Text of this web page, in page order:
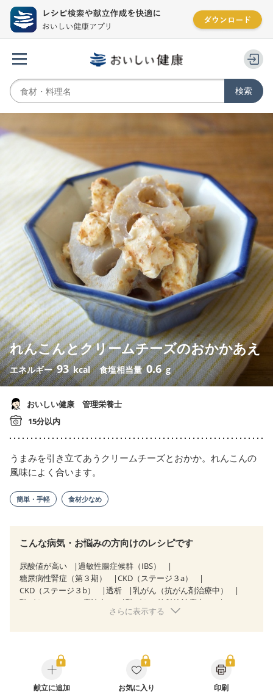
れんこんとクリームチーズのおかかあえ
エネルギー93 kcal 食塩相当量0.6 g
おいしい健康 管理栄養士
15分以内
うまみを引き立てあうクリームチーズとおかか。れんこんの
風味によく合います。
簡単・手軽 食材少なめ
こんな病気・お悩みの方向けのレシピです
尿酸値が高い
過敏性腸症候群（IBS）
糖尿病性腎症（第３期）
CKD（ステージ３a）
CKD（ステージ３b）
透析
乳がん（抗がん剤治療中）
乳がん（ホルモン療法中）
乳がん（放射線治療中）
乳がん治療を終えた方・経過観察中の方など
ニキビ・肌荒れ
更年期
さらに表示する
献立に追加 お気に入り 印刷